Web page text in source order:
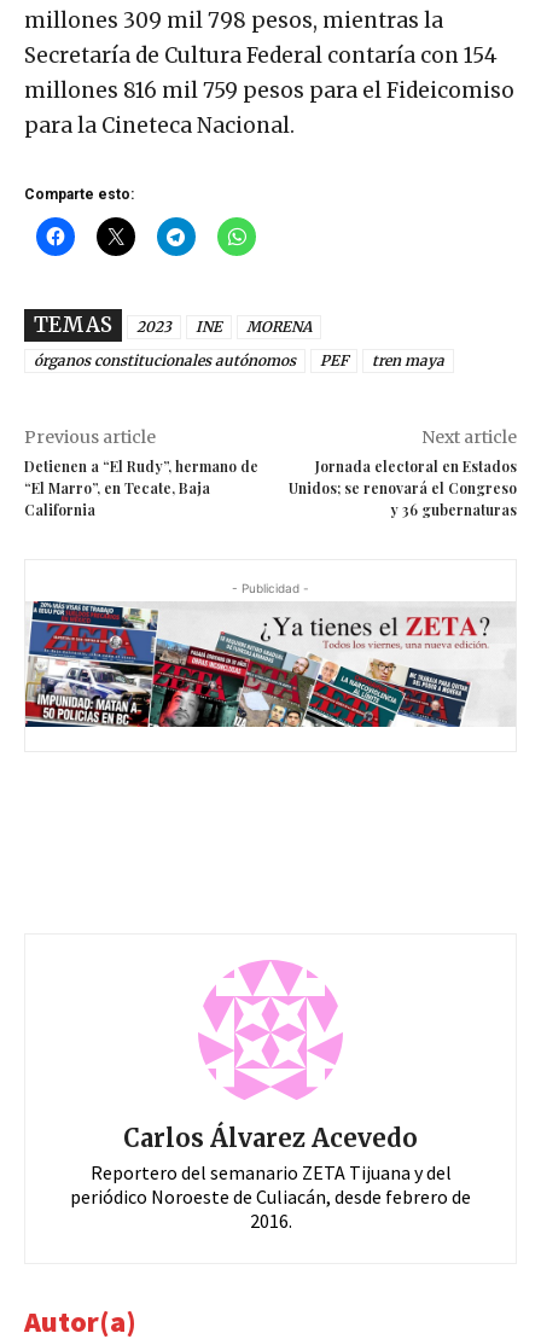
millones 309 mil 798 pesos, mientras la
Secretaría de Cultura Federal contaría con 154
millones 816 mil 759 pesos para el Fideicomiso
para la Cineteca Nacional.
Comparte esto:
TEMAS 2023 INE
MORENA
órganos constitucionales autónomos
PEF tren maya
Previous article
Detienen a “El Rudy”, hermano de
“El Marro”, en Tecate, Baja
California
Next article
Jornada electoral en Estados
Unidos; se renovará el Congreso
y 36 gubernaturas
- Publicidad -
Carlos Álvarez Acevedo
Reportero del semanario ZETA Tijuana y del
periódico Noroeste de Culiacán, desde febrero de
2016.
Autor(a)